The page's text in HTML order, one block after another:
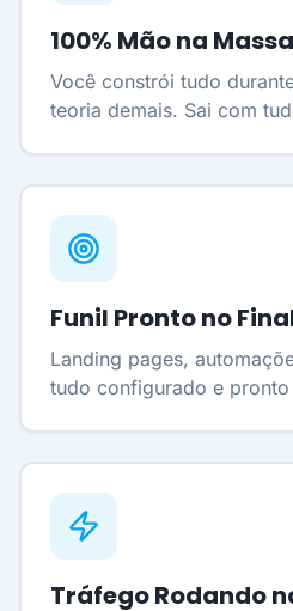
100% Mão na Massa
Você constrói tudo
teoria demais. Sai com
Funil Pronto no
Landing pages,
tudo configurado e pronto
Tráfego Rodando